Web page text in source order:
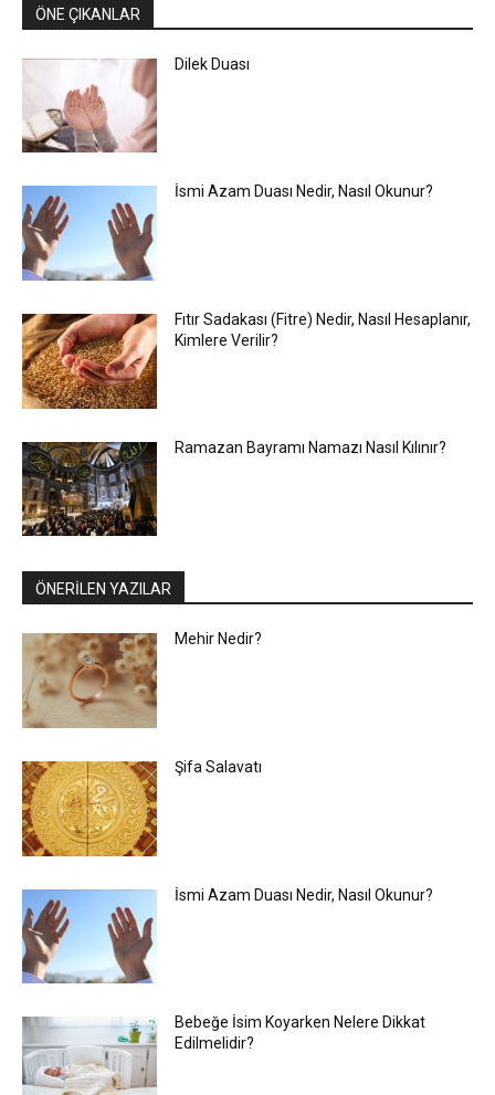
ÖNE ÇIKANLAR
Dilek Duası
İsmi Azam Duası Nedir, Nasıl Okunur?
Fıtır Sadakası (Fitre) Nedir, Nasıl Hesaplanır,
Kimlere Verilir?
Ramazan Bayramı Namazı Nasıl Kılınır?
ÖNERİLEN YAZILAR
Mehir Nedir?
Şifa Salavatı
İsmi Azam Duası Nedir, Nasıl Okunur?
Bebeğe İsim Koyarken Nelere Dikkat
Edilmelidir?